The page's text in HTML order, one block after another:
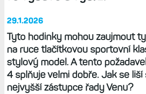
29.1.2026
Tyto hodinky mohou zaujmout
na ruce tlačítkovou sportovní
stylový model. A tento
4 splňuje velmi dobře. Jak se liší
nejvyšší zástupce řady Venu?